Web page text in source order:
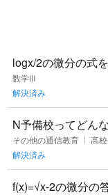
logx/2の微分の式
数学Ⅲ
解決済み
N予備校ってどん
か？ あんまり聞か
その他の通信教育
高
解決済み
f(x)=√x-2の微分の